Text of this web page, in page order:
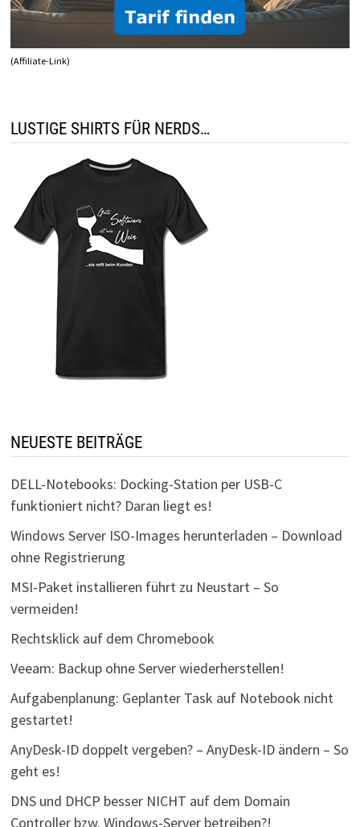
(Affiliate-Link)
LUSTIGE SHIRTS FÜR NERDS…
NEUESTE BEITRÄGE
DELL-Notebooks: Docking-Station per USB-C
funktioniert nicht? Daran liegt es!
Windows Server ISO-Images herunterladen – Download
ohne Registrierung
MSI-Paket installieren führt zu Neustart – So
vermeiden!
Rechtsklick auf dem Chromebook
Veeam: Backup ohne Server wiederherstellen!
Aufgabenplanung: Geplanter Task auf Notebook nicht
gestartet!
AnyDesk-ID doppelt vergeben? – AnyDesk-ID ändern – So
geht es!
DNS und DHCP besser NICHT auf dem Domain
Controller bzw. Windows-Server betreiben?!